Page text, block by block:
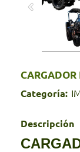
CARGADOR
Categoría:
Descripción